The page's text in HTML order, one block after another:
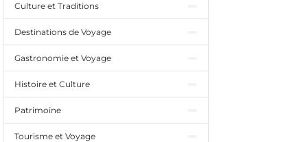
Culture et Traditions
Destinations de Voyage
Gastronomie et Voyage
Histoire et Culture
Patrimoine
Tourisme et Voyage